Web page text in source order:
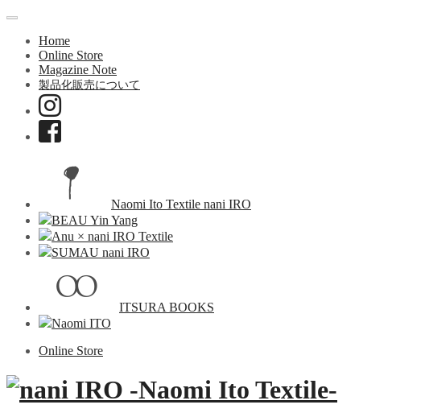
Home
Online Store
Magazine Note
製品化販売について
Naomi Ito Textile nani IRO
BEAU Yin Yang
Anu × nani IRO Textile
SUMAU nani IRO
ITSURA BOOKS
Naomi ITO
Online Store